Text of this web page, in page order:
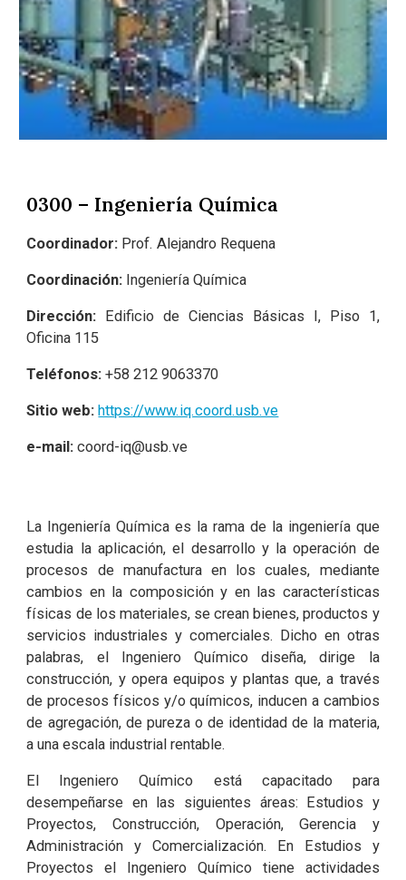
0300 – Ingeniería Química
Coordinador: Prof. Alejandro Requena
Coordinación: Ingeniería Química
Dirección: Edificio de Ciencias Básicas I, Piso 1,
Oficina 115
Teléfonos:+58212 9063370
Sitio web:https://www.iq.coord.usb.ve
e-mail: coord-iq@usb.ve
La Ingeniería Química es la rama de la ingeniería que
estudia la aplicación, el desarrollo y la operación de
procesos de manufactura en los cuales, mediante
cambios en la composición y en las características
físicas de los materiales, se crean bienes, productos y
servicios industriales y comerciales. Dicho en otras
palabras, el Ingeniero Químico diseña, dirige la
construcción, y opera equipos y plantas que, a través
de procesos físicos y/o químicos, inducen a cambios
de agregación, de pureza o de identidad de la materia,
a una escala industrial rentable.
El Ingeniero Químico está capacitado para
desempeñarse en las siguientes áreas: Estudios y
Proyectos, Construcción, Operación, Gerencia y
Administración y Comercialización. En Estudios y
Proyectos el Ingeniero Químico tiene actividades